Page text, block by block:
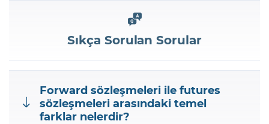
Sıkça Sorulan Sorular
Forward sözleşmeleri ile futures
sözleşmeleri arasındaki temel
farklar nelerdir?